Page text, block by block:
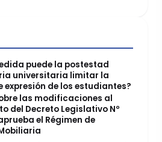
puede la postestad
universitaria limitar la
expresión de los estudiantes?
las modificaciones al
del Decreto Legislativo Nº
el Régimen de